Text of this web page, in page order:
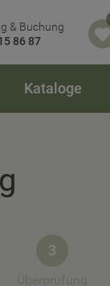
& Buchung
86 87
Kataloge
3